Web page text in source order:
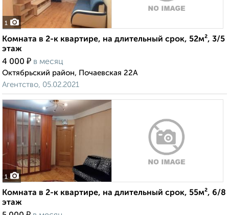
1
Комната в 2-к квартире, на длительный срок, 52м², 3/5
этаж
4 000 ₽ в месяц
Октябрьский район, Почаевская 22А
Агентство, 05.02.2021
1
Комната в 2-к квартире, на длительный срок, 55м², 6/8
этаж